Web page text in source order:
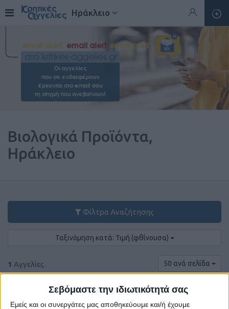
Σεβόμαστε την ιδιωτικότητά σας
Εμείς και οι συνεργάτες μας αποθηκεύουμε και/ή έχουμε
Ηράκλειο
Βιολογικά Προϊόντα,
Ηράκλειο
Φίλτρα Αναζήτησης
Ταξινόμηση κατά: Τιμή (φθίνουσα)
1 Αγγελίες. 50 ανά σελίδα